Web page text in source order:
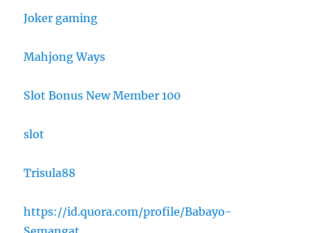
Joker gaming
Mahjong Ways
Slot Bonus New Member 100
slot
Trisula88
https://id.quora.com/profile/Babayo-